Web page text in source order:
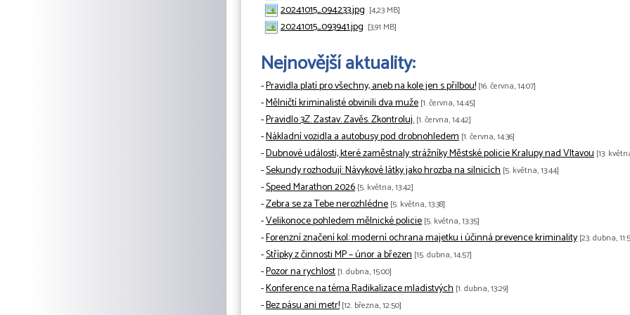
20241015_094233.jpg [4,23 MB]
20241015_093941.jpg [3,91 MB]
Nejnovější aktuality:
-Pravidla platí pro všechny, aneb na kole jen s přilbou! [16. června, 14:07]
-Mělničtí kriminalisté obvinili dva muže [1. června, 14:45]
-Pravidlo 3Z. Zastav. Zavěs. Zkontroluj. [1. června, 14:42]
-Nákladní vozidla a autobusy pod drobnohledem [1. června, 14:36]
-Dubnové události, které zaměstnaly strážníky Městské policie Kralupy nad Vltavou [13.
-Sekundy rozhodují: Návykové látky jako hrozba na silnicích [5. května, 13:44]
-Speed Marathon 2026 [5. května, 13:42]
-Zebra se za Tebe nerozhlédne [5. května, 13:38]
-Velikonoce pohledem mělnické policie [5. května, 13:35]
-Forenzní značení kol: moderní ochrana majetku i účinná prevence kriminality [23. dubna,
-Střípky z činnosti MP – únor a březen [15. dubna, 14:57]
-Pozor na rychlost [1. dubna, 15:00]
-Konference na téma Radikalizace mladistvých [1. dubna, 13:29]
-Bez pásu ani metr! [12. března, 12:50]